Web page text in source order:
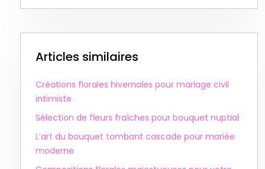
Articles similaires
Créations florales hivernales pour mariage civil
intimiste
Sélection de fleurs fraîches pour bouquet nuptial
L’art du bouquet tombant cascade pour mariée
moderne